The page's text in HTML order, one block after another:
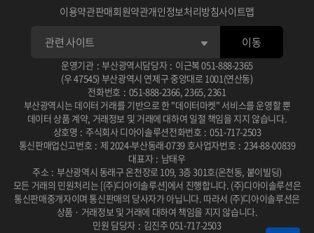
이용약관판매회원약관개인정보처리방침사이트맵
운영기관 : 부산광역시담당자 : 이근복051-888-2365
(우 47545) 부산광역시 연제구 중앙대로 1001(연산동)
전화번호 : 051-888-2366, 2365, 2361
부산광역시는 데이터 거래를 기반으로 한 "데이터마켓" 서비스를 운영할 뿐
데이터 상품 계약, 거래정보 및 거래에 대하여 일절 책임을 지지 않습니다.
상호명 : 주식회사 디아이솔루션전화번호 : 051-717-2503
통신판매업신고번호 : 제 2024-부산동래-0739 호사업자번호 : 234-88-00839
대표자 : 남태우
주소 : 부산광역시 동래구 온천장로 109, 3층 301호(온천동, 붙이빌딩)
모든 거래의 민원처리는 [(주)디아이솔루션]에서 진행합니다. (주)디아이솔루션은
통신판매중개자이며 통신판매의 당사자가 아닙니다. 따라서 (주)디아이솔루션은
상품 · 거래정보 및 거래에 대하여 책임을 지지 않습니다.
민원 담당자 : 김진주 051-717-2503
이동